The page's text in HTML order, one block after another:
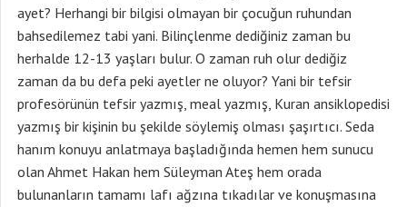
ayet? Herhangi bir bilgisi olmayan bir çocuğun ruhundan
bahsedilemez tabi yani. Bilinçlenme dediğiniz zaman bu
herhalde 12-13 yaşları bulur. O zaman ruh olur dediğiz
zaman da bu defa peki ayetler ne oluyor? Yani bir tefsir
profesörünün tefsir yazmış, meal yazmış, Kuran ansiklopedisi
yazmış bir kişinin bu şekilde söylemiş olması şaşırtıcı. Seda
hanım konuyu anlatmaya başladığında hemen hem sunucu
olan Ahmet Hakan hem Süleyman Ateş hem orada
bulunanların tamamı lafı ağzına tıkadılar ve konuşmasına